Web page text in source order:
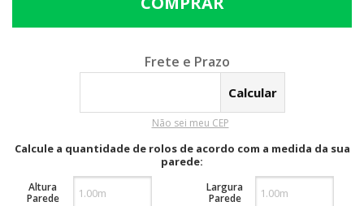
Calcular o Frete
Não sei meu CEP
Calcule a quantidade de rolos de acordo com a medida da sua
parede:
Altura
Parede
Largura
Parede